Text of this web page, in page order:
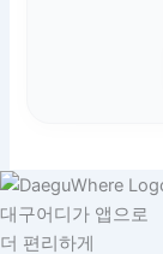
대구어디가 앱으로
더 편리하게